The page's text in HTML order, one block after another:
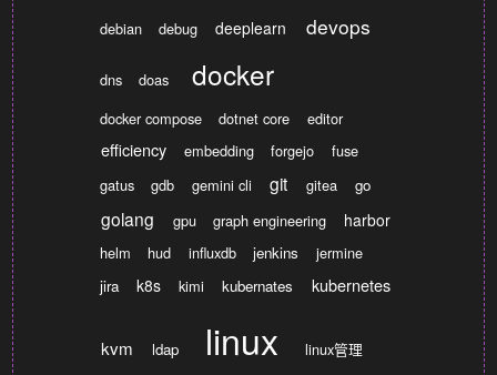
debian
debug deeplearn devops
dns doas docker
docker compose dotnet core editor
efficiency embedding forgejo
fuse
gatus
gdb gemini cli git gitea go
golang gpu graph engineering harbor
helm hud influxdb jenkins
jermine
jira
k8s kimi kubernates kubernetes
kvm ldap linux linux管理